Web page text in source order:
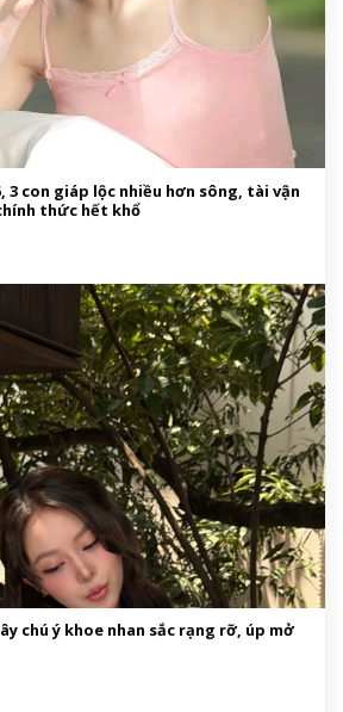
3 con giáp lộc nhiều hơn sông, tài vận
thức hết khổ
chú ý khoe nhan sắc rạng rỡ, úp mở